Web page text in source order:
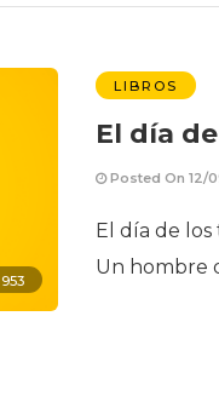
953
LIBROS
El día
Posted On 12/
El día de los
Un hombre